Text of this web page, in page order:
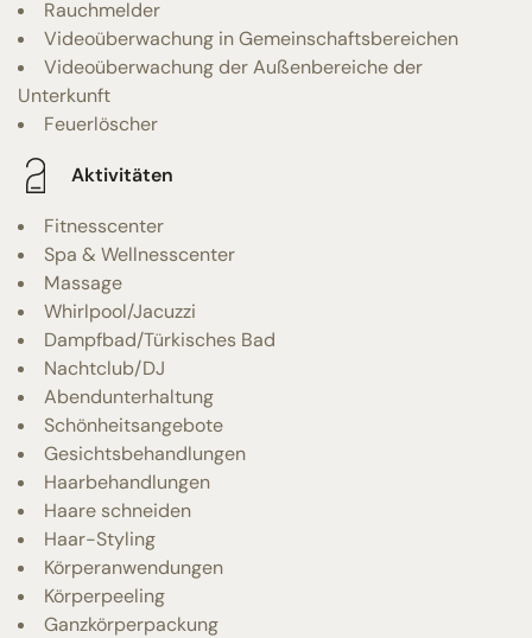
Rauchmelder
Videoüberwachung in Gemeinschaftsbereichen
Videoüberwachung der Außenbereiche der
Unterkunft
Feuerlöscher
Aktivitäten
Fitnesscenter
Spa & Wellnesscenter
Massage
Whirlpool/Jacuzzi
Dampfbad/Türkisches Bad
Nachtclub/DJ
Abendunterhaltung
Schönheitsangebote
Gesichtsbehandlungen
Haarbehandlungen
Haare schneiden
Haar-Styling
Körperanwendungen
Körperpeeling
Ganzkörperpackung